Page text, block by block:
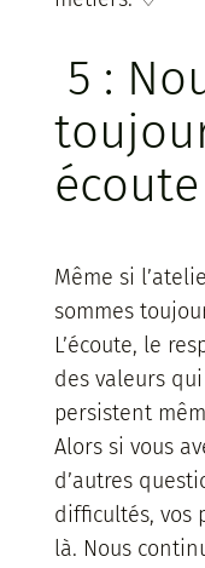
5 :
écoute
Même si
sommes
L’écoute, le
des valeurs
persistent
Alors si vous
d’autres
difficultés, vos
là. Nous